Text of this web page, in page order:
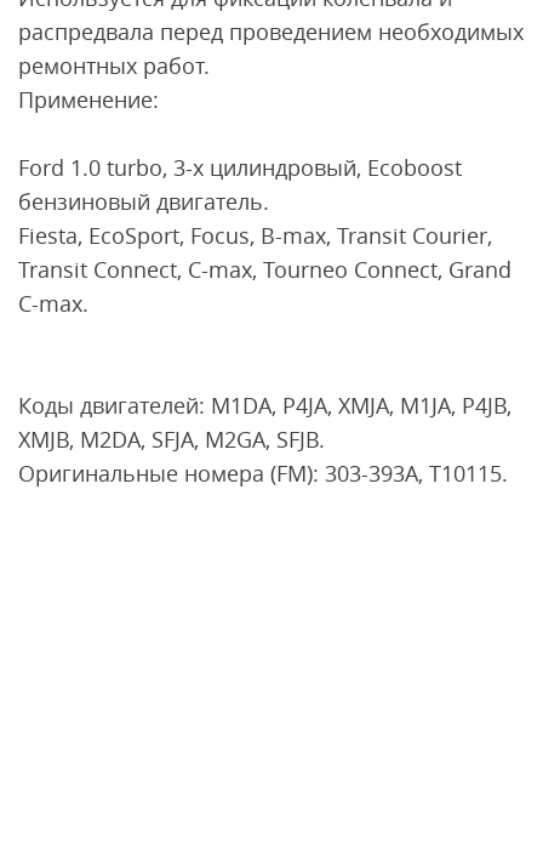
распредвала перед проведением необходимых
ремонтных работ.
Применение:
Ford 1.0 turbo, 3-х цилиндровый, Ecoboost
бензиновый двигатель.
Fiesta, EcoSport, Focus, B-max, Transit Courier,
Transit Connect, C-max, Tourneo Connect, Grand
C-max.
Коды двигателей: M1DA, P4JA, XMJA, M1JA, P4JB,
XMJB, M2DA, SFJA, M2GA, SFJB.
Оригинальные номера (FM): 303-393A, T10115.